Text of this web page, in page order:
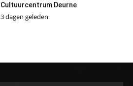
Cultuurcentrum Deurne
3 dagen geleden